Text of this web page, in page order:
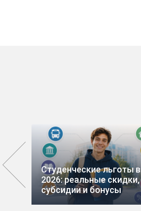
Студенческие льготы в
2026: реальные скидки,
субсидии и бонусы